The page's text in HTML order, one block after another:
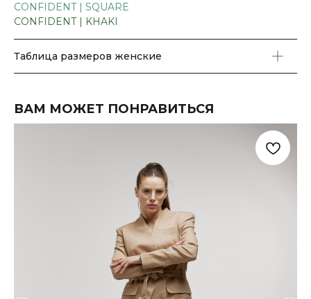
CONFIDENT | SQUARE
CONFIDENT | KHAKI
Таблица размеров женские
ВАМ МОЖЕТ ПОНРАВИТЬСЯ